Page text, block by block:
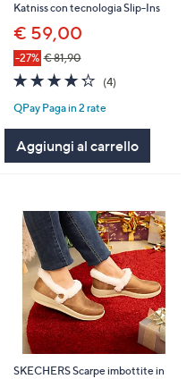
Katniss con tecnologia Slip-Ins
€ 59,00
-27% € 81,90
4.2
of
5
(4)4
QPay Paga in 2 rate
Aggiungi al carrello
SKECHERS Scarpe imbottite in